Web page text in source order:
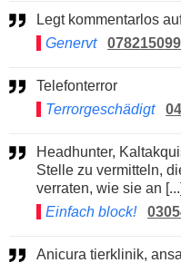
Legt kommentarlos
Genervt
Telefonterror
Terrorgeschädigt
Headhunter, Kaltakquise. Versucht, Sie in eine offene
Stelle zu vermitteln,
verraten, wie sie an [...]
Einfach block!
Anicura tierklinik, ansage zur terminbestätigung bzw. zur